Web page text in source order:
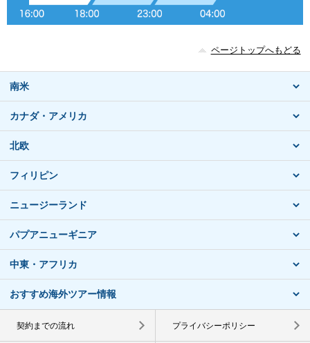
ページトップへもどる
南米
カナダ・アメリカ
北欧
フィリピン
ニュージーランド
パプアニューギニア
中東・アフリカ
おすすめ海外ツアー情報
契約までの流れ プライバシーポリシー